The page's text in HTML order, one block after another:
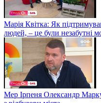
Марія Квітка: Як
людей, – це були незабутні
Мер Ірпеня Олександр